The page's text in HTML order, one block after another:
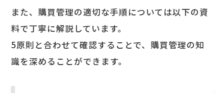
また、購買管理の適切な手順については以下の資
料で丁寧に解説しています。
5原則と合わせて確認することで、購買管理の知
識を深めることができます。